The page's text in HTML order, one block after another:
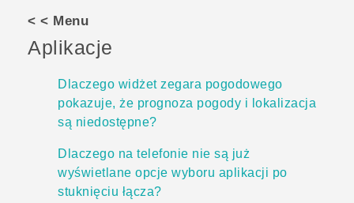
POMOC TECHNICZNA
< < Menu
Aplikacje
Dlaczego widżet zegara pogodowego
pokazuje, że prognoza pogody i lokalizacja
są niedostępne?
Dlaczego na telefonie nie są już
wyświetlane opcje wyboru aplikacji po
stuknięciu łącza?